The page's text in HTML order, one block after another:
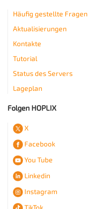
Häufig gestellte Fragen
Aktualisierungen
Kontakte
Tutorial
Status des Servers
Lageplan
Folgen HOPLIX
X
Facebook
You Tube
Linkedin
Instagram